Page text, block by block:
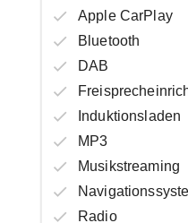
Apple CarPlay
Bluetooth
DAB
Induktionsladen
MP3
Musikstreaming
Radio